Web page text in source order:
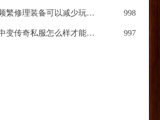
频繁修理装备可以减少玩家的爆率吗？ 998
中变传奇私服怎么样才能快速的对角色进行升级？ 997